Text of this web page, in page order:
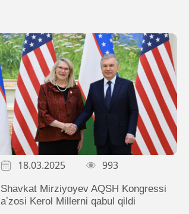
18.03.2025 993
Shavkat Mirziyoyev AQSH Kongressi
aʼzosi Kerol Millerni qabul qildi